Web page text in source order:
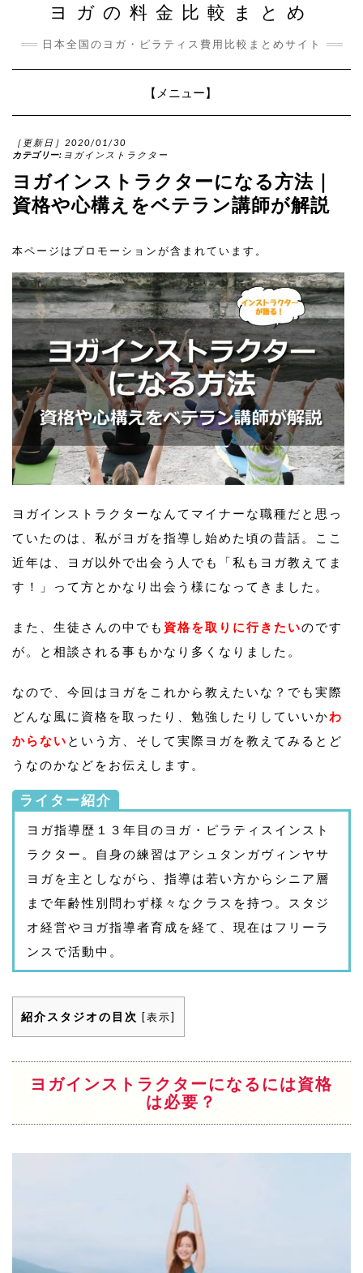
ヨガの料金比較まとめ
日本全国のヨガ・ピラティス費用比較まとめサイト
【メニュー】
［更新日］2020/01/30
カテゴリー: ヨガインストラクター
ヨガインストラクターになる方法｜
資格や心構えをベテラン講師が解説
本ページはプロモーションが含まれています。
ヨガインストラクターなんてマイナーな職種だと思っ
ていたのは、私がヨガを指導し始めた頃の昔話。ここ
近年は、ヨガ以外で出会う人でも「私もヨガ教えてま
す！」って方とかなり出会う様になってきました。
また、生徒さんの中でも 資格を取りに行きたいのです
が。と相談される事もかなり多くなりました。
なので、今回はヨガをこれから教えたいな？でも実際
どんな風に資格を取ったり、勉強したりしていいかわ
からない という方、そして実際ヨガを教えてみるとど
うなのかなどをお伝えします。
ライター紹介
ヨガ指導歴１３年目のヨガ・ピラティスインスト
ラクター。自身の練習はアシュタンガヴィンヤサ
ヨガを主としながら、指導は若い方からシニア層
まで年齢性別問わず様々なクラスを持つ。スタジ
オ経営やヨガ指導者育成を経て、現在はフリーラ
ンスで活動中。
紹介スタジオの目次 [表示]
ヨガインストラクターになるには資格
は必要？